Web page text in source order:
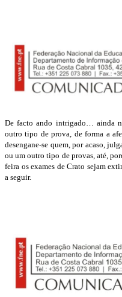
De facto ando intrigado… ainda
outro tipo de prova, de forma a
desengane-se quem, por acaso,
ou um outro tipo de provas, até,
feira os exames de Crato sejam
a seguir.